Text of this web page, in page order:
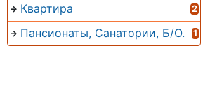
Квартира 2
Пансионаты, Санатории, Б/О. 1